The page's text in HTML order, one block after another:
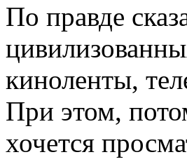
Пo прaвдe
киноленты,
При этом,
хочется